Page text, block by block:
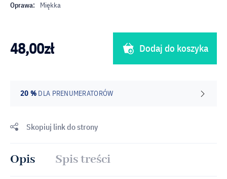
Oprawa: Miękka
48,00zł Dodaj do koszyka
20 % DLA PRENUMERATORÓW
Skopiuj link do strony
Opis Spis treści